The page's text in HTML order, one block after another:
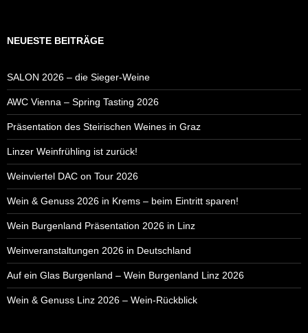
NEUESTE BEITRÄGE
SALON 2026 – die Sieger-Weine
AWC Vienna – Spring Tasting 2026
Präsentation des Steirischen Weines in Graz
Linzer Weinfrühling ist zurück!
Weinviertel DAC on Tour 2026
Wein & Genuss 2026 in Krems – beim Eintritt sparen!
Wein Burgenland Präsentation 2026 in Linz
Weinveranstaltungen 2026 in Deutschland
Auf ein Glas Burgenland – Wein Burgenland Linz 2026
Wein & Genuss Linz 2026 – Wein-Rückblick